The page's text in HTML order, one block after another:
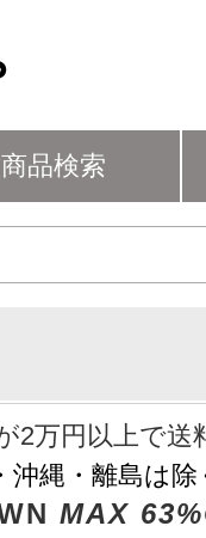
商品検索
2万円以上で送
沖縄・離島は
MAX